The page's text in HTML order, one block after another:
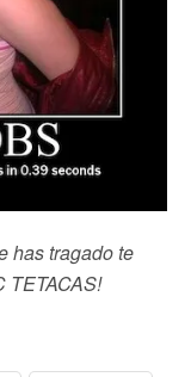
has tragado te
TETACAS!